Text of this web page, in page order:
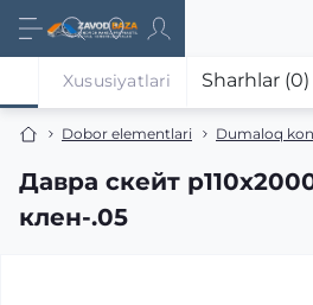
Dobor elementlari Dumaloq
Давра скейт
клен-.05
Xususiyatlari Sharhlar (0)